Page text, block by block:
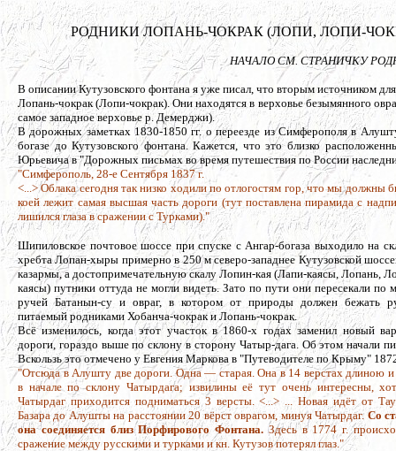
РОДНИКИ ЛОПАНЬ-ЧОКРАК (ЛОПИ, ЛОПИ-
НАЧАЛО СМ. СТРАНИЧКУ
В описании Кутузовского фонтана я уже писал, что вторым источником
Лопань-чокрак (Лопи-чокрак). Они находятся в верховье безымянного
самое западное верховье р. Демерджи).
В дорожных заметках 1830-1850 гг. о переезде из Симферополя в
богазе до Кутузовского фонтана. Кажется, что это близко
Юрьевича в "Дорожных письмах во время путешествия по России
"Симферополь, 28-е Сентября 1837 г.
<...> Облака сегодня так низко ходили по отлогостям гор, что мы
коей лежит самая высшая часть дороги (тут поставлена пирамида с
лишился глаза в сражении с Турками)."
Шипиловское почтовое шоссе при спуске с Ангар-богаза выходило на
хребта Лопан-хыры примерно в 250 м северо-западнее Кутузовской
казармы, а достопримечательную скалу Лопин-кая (Лапи-каясы, Лопань,
каясы) путники оттуда не могли видеть. Зато по пути они пересекали по
ручей Батанын-су и овраг, в котором от природы должен бежать
питаемый родниками Хобанча-чокрак и Лопань-чокрак.
Всё изменилось, когда этот участок в 1860-х годах заменил новый
дороги, гораздо выше по склону в сторону Чатыр-дага. Об этом начали
Вскользь это отмечено у Евгения Маркова в "Путеводителе по Крыму"
"Отсюда в Алушту две дороги. Одна — старая. Она в 14 верстах длиною и
в начале по склону Чатырдага; извилины её тут очень интересны,
Чатырдаг приходится подниматься 3 версты. <...> ... Новая идёт от
Базара до Алушты на расстоянии 20 вёрст оврагом, минуя Чатырдаг. Со
она соединяется близ Порфирового Фонтана. Здесь в 1774 г.
сражение между русскими и турками и кн. Кутузов потерял глаз."